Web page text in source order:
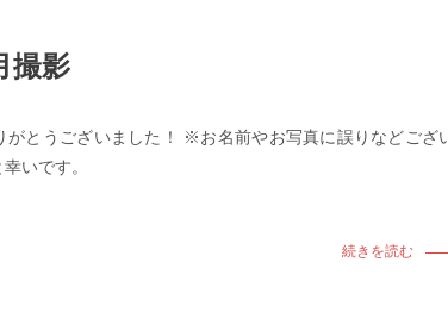
撮影
がとうございました！ ※お名前やお写真に誤りなどござ
幸いです。
続きを読む